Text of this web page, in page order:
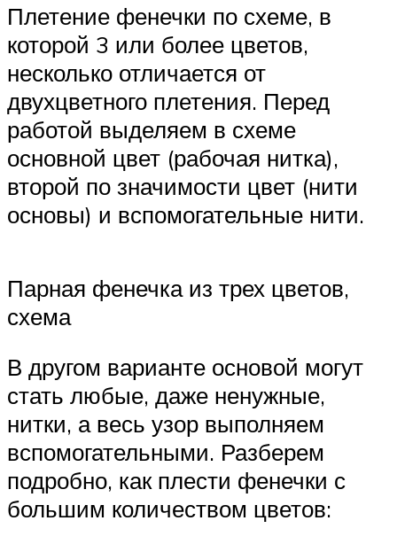
Плетение фенечки по схеме, в
которой 3 или более цветов,
несколько отличается от
двухцветного плетения. Перед
работой выделяем в схеме
основной цвет (рабочая нитка),
второй по значимости цвет (нити
основы) и вспомогательные нити.
Парная фенечка из трех цветов,
схема
В другом варианте основой могут
стать любые, даже ненужные,
нитки, а весь узор выполняем
вспомогательными. Разберем
подробно, как плести фенечки с
большим количеством цветов: